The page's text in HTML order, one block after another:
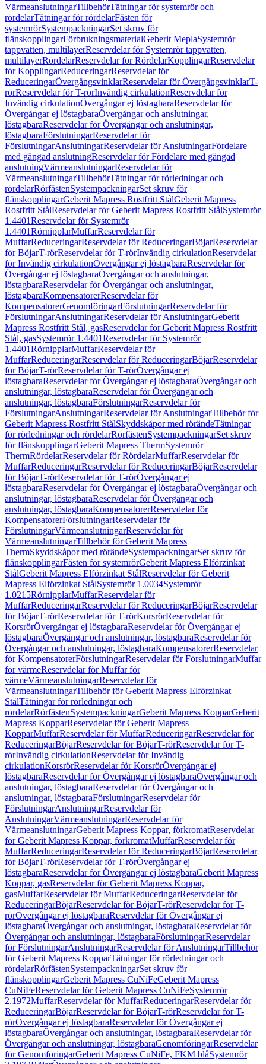
VärmeanslutningarTillbehörTätningar för systemrör och
rördelarTätningar för rördelarFästen för
systemrörSystempackningarSet skruv för
flänskopplingarFörbrukningsmaterialGeberit MeplaSystemrör
tappvatten, multilayerReservdelar för Systemrör tappvatten,
multilayerRördelarReservdelar för RördelarKopplingarReservdelar
för KopplingarReduceringarReservdelar för
ReduceringarÖvergångsvinklarReservdelar för ÖvergångsvinklarT-
rörReservdelar för T-rörInvändig cirkulationReservdelar för
Invändig cirkulationÖvergångar ej löstagbaraReservdelar för
Övergångar ej löstagbaraÖvergångar och anslutningar,
löstagbaraReservdelar för Övergångar och anslutningar,
löstagbaraFörslutningarReservdelar för
FörslutningarAnslutningarReservdelar för AnslutningarFördelare
med gängad anslutningReservdelar för Fördelare med gängad
anslutningVärmeanslutningarReservdelar för
VärmeanslutningarTillbehörTätningar för rörledningar och
rördelarRörfästenSystempackningarSet skruv för
flänskopplingarGeberit Mapress Rostfritt StålGeberit Mapress
Rostfritt StålReservdelar för Geberit Mapress Rostfritt StålSystemrör
1.4401Reservdelar för Systemrör
1.4401RörnipplarMuffarReservdelar för
MuffarReduceringarReservdelar för ReduceringarBöjarReservdelar
för BöjarT-rörReservdelar för T-rörInvändig cirkulationReservdelar
för Invändig cirkulationÖvergångar ej löstagbaraReservdelar för
Övergångar ej löstagbaraÖvergångar och anslutningar,
löstagbaraReservdelar för Övergångar och anslutningar,
löstagbaraKompensatorerReservdelar för
KompensatorerGenomföringarFörslutningarReservdelar för
FörslutningarAnslutningarReservdelar för AnslutningarGeberit
Mapress Rostfritt Stål, gasReservdelar för Geberit Mapress Rostfritt
Stål, gasSystemrör 1.4401Reservdelar för Systemrör
1.4401RörnipplarMuffarReservdelar för
MuffarReduceringarReservdelar för ReduceringarBöjarReservdelar
för BöjarT-rörReservdelar för T-rörÖvergångar ej
löstagbaraReservdelar för Övergångar ej löstagbaraÖvergångar och
anslutningar, löstagbaraReservdelar för Övergångar och
anslutningar, löstagbaraFörslutningarReservdelar för
FörslutningarAnslutningarReservdelar för AnslutningarTillbehör för
Geberit Mapress Rostfritt StålSkyddskåpor med rörändeTätningar
för rörledningar och rördelarRörfästenSystempackningarSet skruv
för flänskopplingarGeberit Mapress ThermSystemrör
ThermRördelarReservdelar för RördelarMuffarReservdelar för
MuffarReduceringarReservdelar för ReduceringarBöjarReservdelar
för BöjarT-rörReservdelar för T-rörÖvergångar ej
löstagbaraReservdelar för Övergångar ej löstagbaraÖvergångar och
anslutningar, löstagbaraReservdelar för Övergångar och
anslutningar, löstagbaraKompensatorerReservdelar för
KompensatorerFörslutningarReservdelar för
FörslutningarVärmeanslutningarReservdelar för
VärmeanslutningarTillbehör för Geberit Mapress
ThermSkyddskåpor med rörändeSystempackningarSet skruv för
flänskopplingarFästen för systemrörGeberit Mapress Elförzinkat
StålGeberit Mapress Elförzinkat StålReservdelar för Geberit
Mapress Elförzinkat StålSystemrör 1.0034Systemrör
1.0215RörnipplarMuffarReservdelar för
MuffarReduceringarReservdelar för ReduceringarBöjarReservdelar
för BöjarT-rörReservdelar för T-rörKorsrörReservdelar för
KorsrörÖvergångar ej löstagbaraReservdelar för Övergångar ej
löstagbaraÖvergångar och anslutningar, löstagbaraReservdelar för
Övergångar och anslutningar, löstagbaraKompensatorerReservdelar
för KompensatorerFörslutningarReservdelar för FörslutningarMuffar
för värmeReservdelar för Muffar för
värmeVärmeanslutningarReservdelar för
VärmeanslutningarTillbehör för Geberit Mapress Elförzinkat
StålTätningar för rörledningar och
rördelarRörfästenSystempackningarGeberit Mapress KopparGeberit
Mapress KopparReservdelar för Geberit Mapress
KopparMuffarReservdelar för MuffarReduceringarReservdelar för
ReduceringarBöjarReservdelar för BöjarT-rörReservdelar för T-
rörInvändig cirkulationReservdelar för Invändig
cirkulationKorsrörReservdelar för KorsrörÖvergångar ej
löstagbaraReservdelar för Övergångar ej löstagbaraÖvergångar och
anslutningar, löstagbaraReservdelar för Övergångar och
anslutningar, löstagbaraFörslutningarReservdelar för
FörslutningarAnslutningarReservdelar för
AnslutningarVärmeanslutningarReservdelar för
VärmeanslutningarGeberit Mapress Koppar, förkromatReservdelar
för Geberit Mapress Koppar, förkromatMuffarReservdelar för
MuffarReduceringarReservdelar för ReduceringarBöjarReservdelar
för BöjarT-rörReservdelar för T-rörÖvergångar ej
löstagbaraReservdelar för Övergångar ej löstagbaraGeberit Mapress
Koppar, gasReservdelar för Geberit Mapress Koppar,
gasMuffarReservdelar för MuffarReduceringarReservdelar för
ReduceringarBöjarReservdelar för BöjarT-rörReservdelar för T-
rörÖvergångar ej löstagbaraReservdelar för Övergångar ej
löstagbaraÖvergångar och anslutningar, löstagbaraReservdelar för
Övergångar och anslutningar, löstagbaraFörslutningarReservdelar
för FörslutningarAnslutningarReservdelar för AnslutningarTillbehör
för Geberit Mapress KopparTätningar för rörledningar och
rördelarRörfästenSystempackningarSet skruv för
flänskopplingarGeberit Mapress CuNiFeGeberit Mapress
CuNiFeReservdelar för Geberit Mapress CuNiFeSystemrör
2.1972MuffarReservdelar för MuffarReduceringarReservdelar för
ReduceringarBöjarReservdelar för BöjarT-rörReservdelar för T-
rörÖvergångar ej löstagbaraReservdelar för Övergångar ej
löstagbaraÖvergångar och anslutningar, löstagbaraReservdelar för
Övergångar och anslutningar, löstagbaraGenomföringarReservdelar
för GenomföringarGeberit Mapress CuNiFe, FKM blåSystemrör